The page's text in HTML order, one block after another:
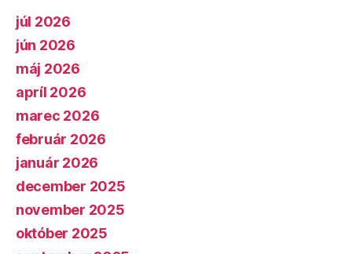
júl 2026
jún 2026
máj 2026
apríl 2026
marec 2026
február 2026
január 2026
december 2025
november 2025
október 2025